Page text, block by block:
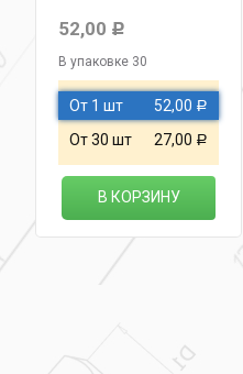
52,00 Р
В упаковке 30
От 1 шт 52,00 Р
От 30 шт 27,00 Р
В КОРЗИНУ